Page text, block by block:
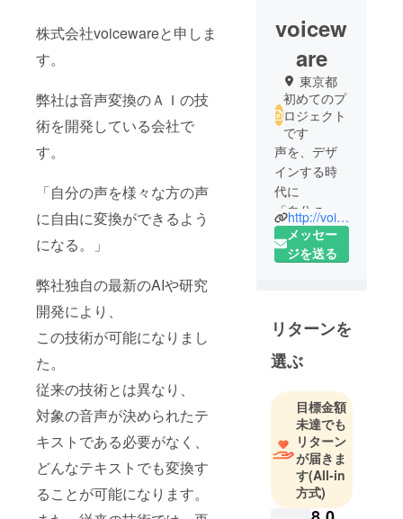
株式会社voicewareと申しま
す。
弊社は音声変換のＡＩの技
術を開発している会社で
す。
「自分の声を様々な方の声
に自由に変換ができるよう
になる。」
弊社独自の最新のAIや研究
開発により、
この技術が可能になりまし
た。
従来の技術とは異なり、
対象の音声が決められたテ
キストである必要がなく、
どんなテキストでも変換す
ることが可能になります。
voicew
are
東京都
初めてのプ
ロジェクト
です
声を、デザ
インする時
代に
「自分の声
を様々な方
の声に自由
弊社独自の
最新のAIや研
究開発によ
り、
この技術が
可能になり
ました。
従来の技術
とは異な
り、
http://voiceware.co.jp/
メッセー
ジを送る
リターンを
選ぶ
目標金額
未達でも
リターン
が届きま
す(All-in
方式)